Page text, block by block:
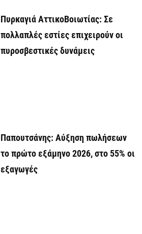
Πυρκαγιά ΑττικοΒοιωτίας: Σε
πολλαπλές εστίες επιχειρούν οι
πυροσβεστικές δυνάμεις
Παπουτσάνης: Αύξηση πωλήσεων
το πρώτο εξάμηνο 2026, στο 55% οι
εξαγωγές